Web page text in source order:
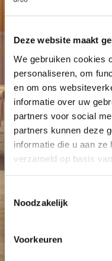
Deze website maakt
We gebruiken cookies
personaliseren, om
en om ons
informatie over uw
partners voor social
partners kunnen deze
informatie die u aan
verzameld op basis
Noodzakelijk
Voorkeuren